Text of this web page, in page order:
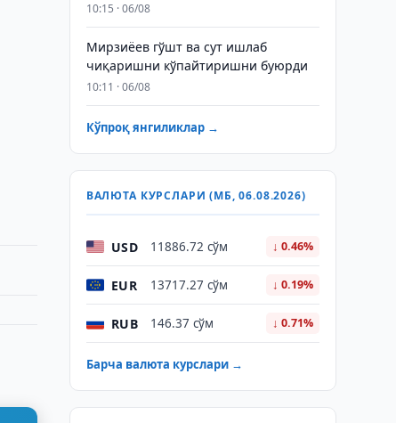
10:15 · 06/08
Мирзиёев гўшт ва сут ишлаб
чиқаришни кўпайтиришни буюрди
10:11 · 06/08
Кўпроқ янгиликлар →
ВАЛЮТА КУРСЛАРИ (МБ, 06.08.2026)
USD 11886.72 сўм ↓ 0.46%
EUR 13717.27 сўм ↓ 0.19%
RUB 146.37 сўм ↓ 0.71%
Барча валюта курслари →